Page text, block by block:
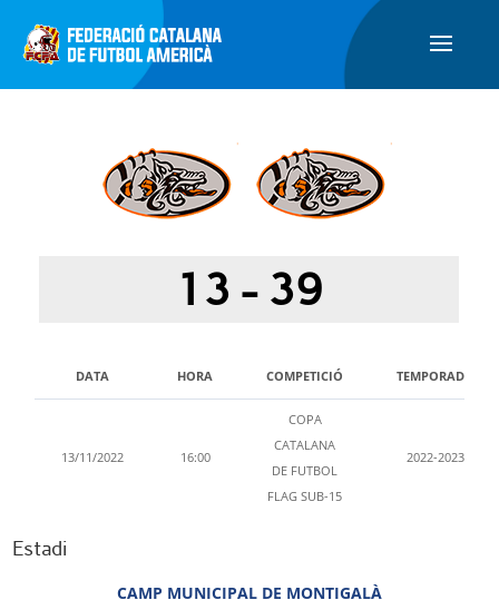
13 - 39
DATA HORA COMPETICIÓ TEMPORADA
13/11/2022 16:00
COPA
CATALANA
DE FUTBOL
FLAG SUB-15
2022-2023
Estadi
CAMP MUNICIPAL DE MONTIGALÀ